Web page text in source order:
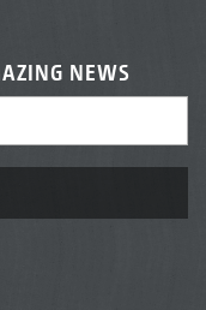
NEWS